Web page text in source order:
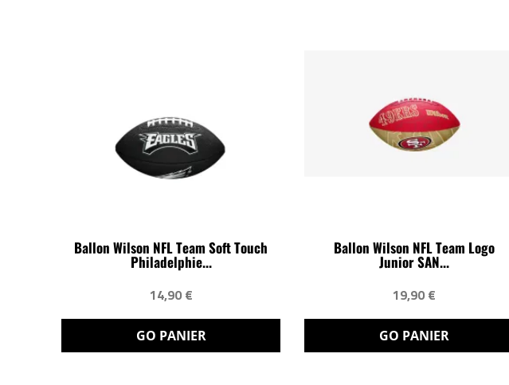
Ballon Wilson NFL Team Soft Touch
Philadelphie...
14,90 €
GO PANIER
Ballon Wilson NFL Team Logo
Junior SAN...
19,90 €
GO PANIER